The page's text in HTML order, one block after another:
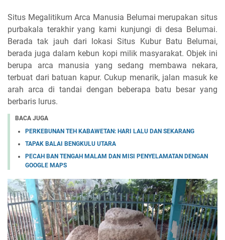
Situs Megalitikum Arca Manusia Belumai merupakan situs
purbakala terakhir yang kami kunjungi di desa Belumai.
Berada tak jauh dari lokasi Situs Kubur Batu Belumai,
berada juga dalam kebun kopi milik masyarakat. Objek ini
berupa arca manusia yang sedang membawa nekara,
terbuat dari batuan kapur. Cukup menarik, jalan masuk ke
arah arca di tandai dengan beberapa batu besar yang
berbaris lurus.
BACA JUGA
PERKEBUNAN TEH KABAWETAN: HARI LALU DAN SEKARANG
TAPAK BALAI BENGKULU UTARA
PECAH BAN TENGAH MALAM DAN MISI PENYELAMATAN DENGAN
GOOGLE MAPS